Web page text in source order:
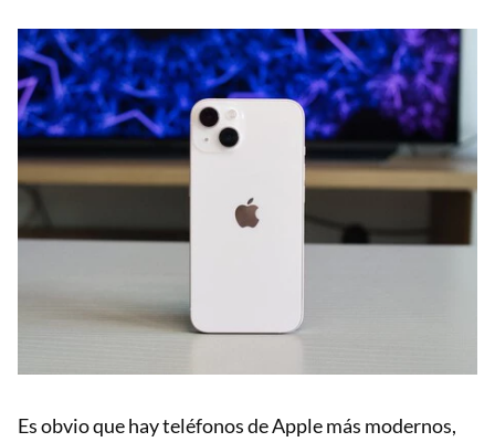
Es obvio que hay teléfonos de Apple más modernos,